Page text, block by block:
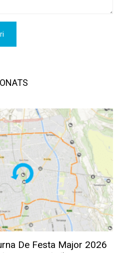
De Festa Major 2026